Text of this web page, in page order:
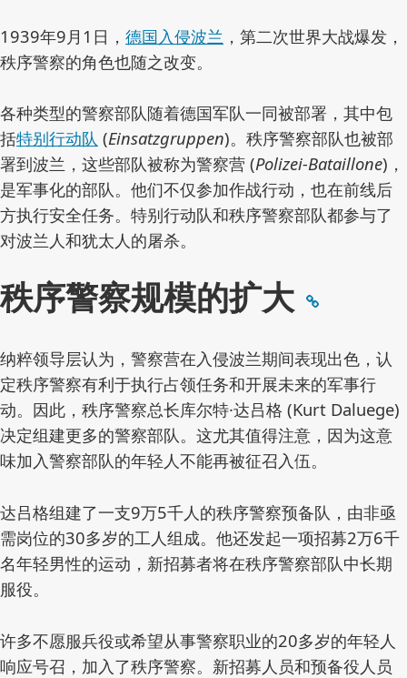
1939年9月1日， 德国入侵波兰 ，第二次世界大战爆发，
秩序警察的角色也随之改变。
各种类型的警察部队随着德国军队一同被部署，其中包
括特别行动队 (Einsatzgruppen)。秩序警察部队也被部
署到波兰，这些部队被称为警察营 (Polizei-Bataillone)，
是军事化的部队。他们不仅参加作战行动，也在前线后
方执行安全任务。特别行动队和秩序警察部队都参与了
对波兰人和犹太人的屠杀。
秩序警察规模的扩大
纳粹领导层认为，警察营在入侵波兰期间表现出色，认
定秩序警察有利于执行占领任务和开展未来的军事行
动。因此，秩序警察总长库尔特·达吕格 (Kurt Daluege)
决定组建更多的警察部队。这尤其值得注意，因为这意
味加入警察部队的年轻人不能再被征召入伍。
达吕格组建了一支9万5千人的秩序警察预备队，由非亟
需岗位的30多岁的工人组成。他还发起一项招募2万6千
名年轻男性的运动，新招募者将在秩序警察部队中长期
服役。
许多不愿服兵役或希望从事警察职业的20多岁的年轻人
响应号召，加入了秩序警察。新招募人员和预备役人员